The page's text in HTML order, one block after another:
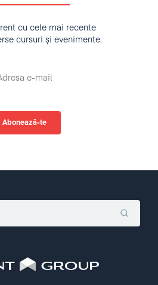
cu cele mai recente
cursuri și evenimente.